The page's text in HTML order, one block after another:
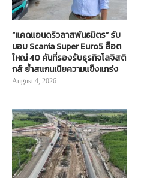
“แคดแอนดริวลาสพันธมิตร” รับ
มอบ Scania Super Euro5 ล็อต
ใหญ่ 40 คันที่รองรับธุรกิจโลจิสติ
กส์ ย้ำสแกนเนียความแข็งแกร่ง
August 4, 2026